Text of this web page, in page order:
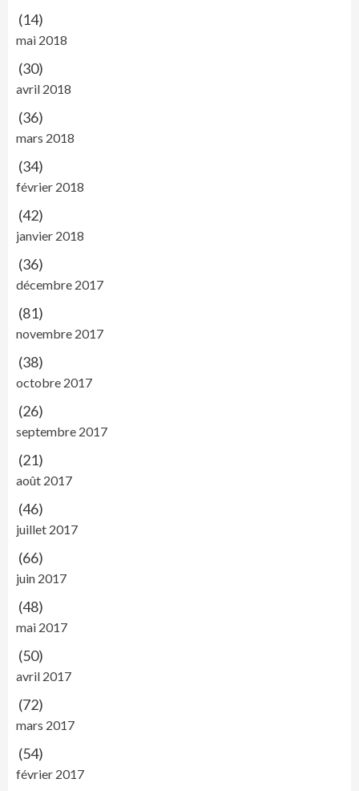
(14)
mai 2018
(30)
avril 2018
(36)
mars 2018
(34)
février 2018
(42)
janvier 2018
(36)
décembre 2017
(81)
novembre 2017
(38)
octobre 2017
(26)
septembre 2017
(21)
août 2017
(46)
juillet 2017
(66)
juin 2017
(48)
mai 2017
(50)
avril 2017
(72)
mars 2017
(54)
février 2017